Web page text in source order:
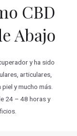
CBD
Abajo
y ha sido
articulares,
y mucho más.
24 – 48 horas y